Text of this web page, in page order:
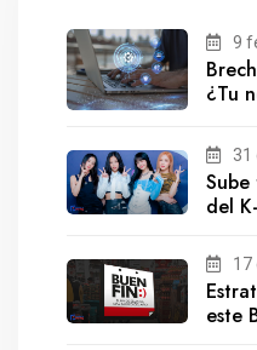
9
¿Tu
31
del
17
este